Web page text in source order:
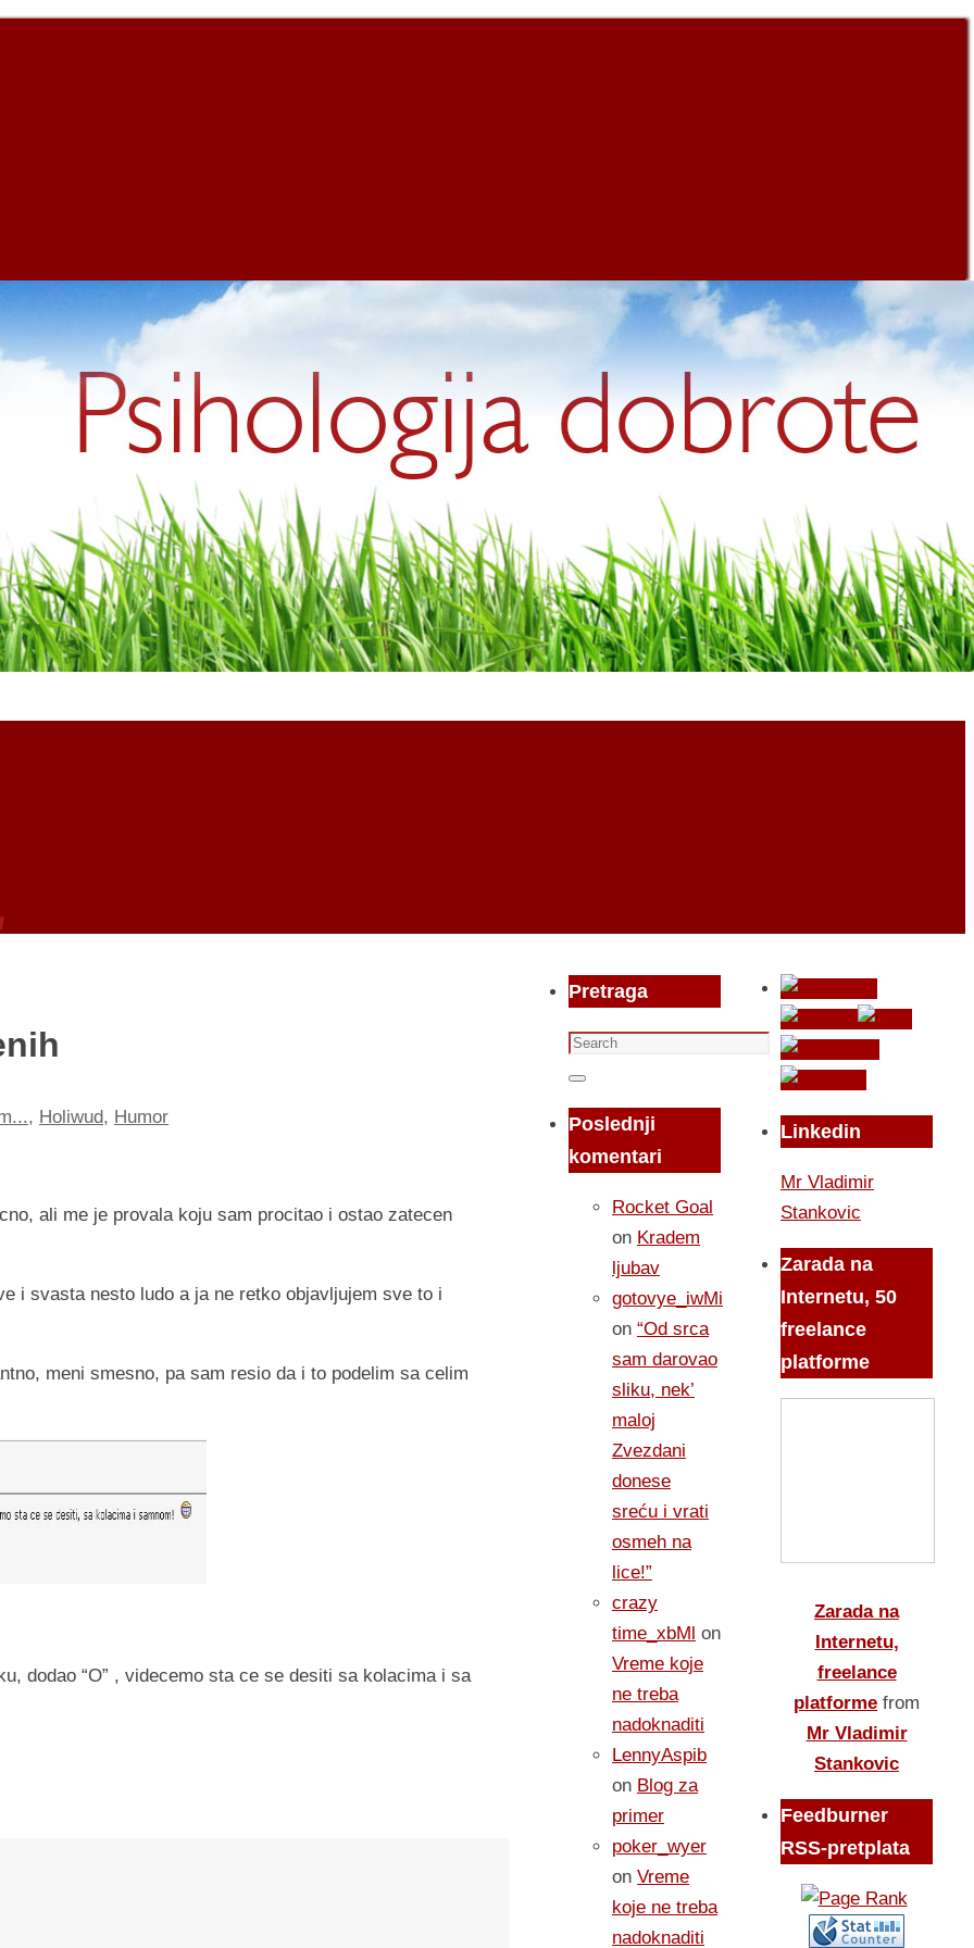
, Holiwud, Humor
ali me je provala koju sam procitao i ostao zatecen
i svasta nesto ludo a ja ne retko objavljujem sve to i
meni smesno, pa sam resio da i to podelim sa celim
dodao “O” , videcemo sta ce se desiti sa kolacima i sa
Pretraga
Search
for:
Search
Poslednji
komentari
Rocket Goal
on Kradem
ljubav
gotovye_iwMi
on “Od srca
sam darovao
sliku, nek’
maloj
Zvezdani
donese
sreću i vrati
osmeh na
lice!”
crazy
time_xbMl on
Vreme koje
ne treba
nadoknaditi
LennyAspib
on Blog za
primer
poker_wyer
on Vreme
koje ne treba
nadoknaditi
Linkedin
Mr Vladimir
Stankovic
Zarada na
Internetu, 50
freelance
platforme
Zarada na
Internetu,
freelance
platforme from
Mr Vladimir
Stankovic
Feedburner
RSS-pretplata